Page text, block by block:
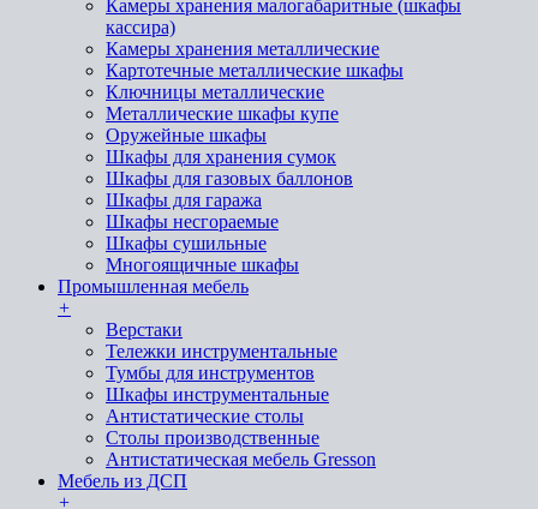
Камеры хранения малогабаритные (шкафы
кассира)
Камеры хранения металлические
Картотечные металлические шкафы
Ключницы металлические
Металлические шкафы купе
Оружейные шкафы
Шкафы для хранения сумок
Шкафы для газовых баллонов
Шкафы для гаража
Шкафы несгораемые
Шкафы сушильные
Многоящичные шкафы
Промышленная мебель
+
Верстаки
Тележки инструментальные
Тумбы для инструментов
Шкафы инструментальные
Антистатические столы
Столы производственные
Антистатическая мебель Gresson
Мебель из ДСП
+